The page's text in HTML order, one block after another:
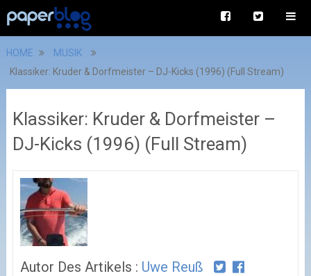
HOME
MUSIK
Klassiker: Kruder & Dorfmeister – DJ-Kicks (1996) (Full Stream)
Klassiker: Kruder & Dorfmeister –
DJ-Kicks (1996) (Full Stream)
Autor Des Artikels : Uwe Reuß